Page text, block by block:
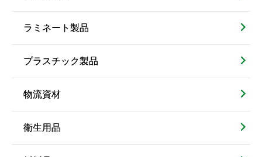
ラミネート製品
プラスチック製品
物流資材
衛生用品